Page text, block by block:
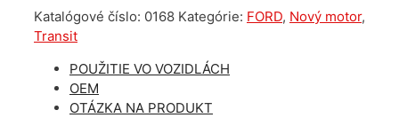
1.5
tdci
Katalógové číslo: 0168 Kategórie: FORD, Nový motor,
Transit
POUŽITIE VO VOZIDLÁCH
OEM
OTÁZKA NA PRODUKT